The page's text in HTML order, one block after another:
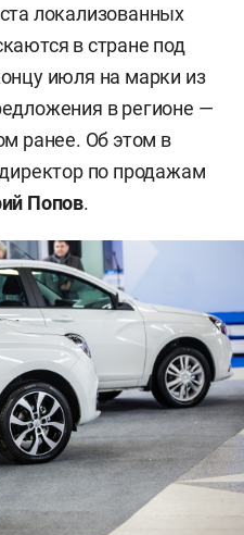
локализованных
в стране под
июля на марки из
в регионе —
ранее. Об этом в
по продажам
Попов.